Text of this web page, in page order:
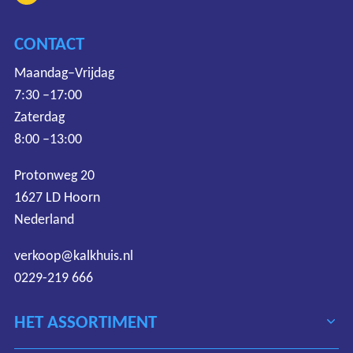
HET ASSORTIMENT
CONTACT
Maandag–Vrijdag
7:30 –17:00
Zaterdag
8:00 –13:00
Protonweg 20
1627 LD Hoorn
Nederland
verkoop@kalkhuis.nl
0229-219 666